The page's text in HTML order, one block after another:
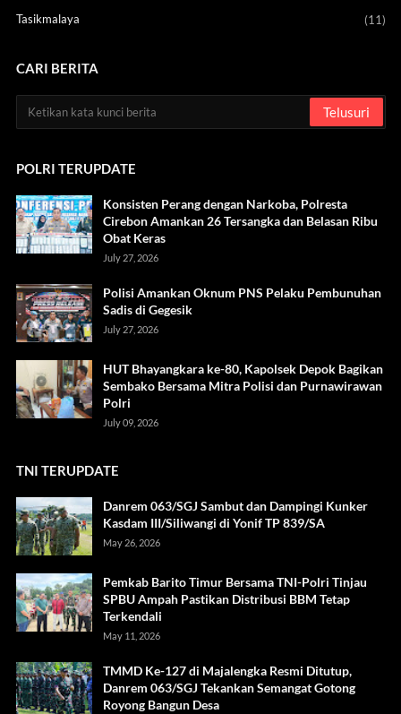
Tasikmalaya
(11)
CARI BERITA
POLRI TERUPDATE
Konsisten Perang dengan Narkoba, Polresta
Cirebon Amankan 26 Tersangka dan Belasan Ribu
Obat Keras
July 27, 2026
Polisi Amankan Oknum PNS Pelaku Pembunuhan
Sadis di Gegesik
July 27, 2026
HUT Bhayangkara ke-80, Kapolsek Depok Bagikan
Sembako Bersama Mitra Polisi dan Purnawirawan
Polri
July 09, 2026
TNI TERUPDATE
Danrem 063/SGJ Sambut dan Dampingi Kunker
Kasdam III/Siliwangi di Yonif TP 839/SA
May 26, 2026
Pemkab Barito Timur Bersama TNI-Polri Tinjau
SPBU Ampah Pastikan Distribusi BBM Tetap
Terkendali
May 11, 2026
TMMD Ke-127 di Majalengka Resmi Ditutup,
Danrem 063/SGJ Tekankan Semangat Gotong
Royong Bangun Desa